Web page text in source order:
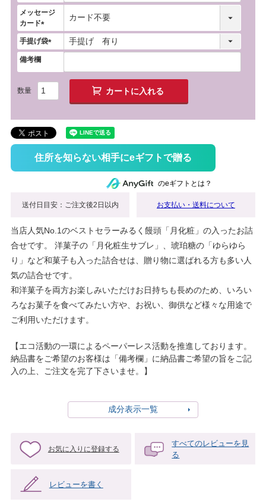
須
)
メッセージ
カード
(
必
須
手提げ袋
(
備考欄
カートに入れる
住所を知らない相手にeギフトで贈る
のeギフトとは？
送付日目安：ご注文後2日以内 お支払い・送料について
当店人気No.1のベストセラーみるく饅頭「月化粧」の入ったお詰
合せです。 洋菓子の「月化粧生サブレ」、琥珀糖の「ゆらゆら
り」など和菓子も入った詰合せは、贈り物に選ばれる方も多い人
気の詰合せです。
和洋菓子を両方お楽しみいただけお日持ちも長めのため、いろい
ろなお菓子を食べてみたい方や、お祝い、御供など様々な用途で
ご利用いただけます。
【エコ活動の一環によるペーパーレス活動を推進しております。
納品書をご希望のお客様は「備考欄」に納品書ご希望の旨をご記
入の上、ご注文を完了下さいませ。】
成分表示一覧
お気に入りに登録する
すべてのレビューを見
る
レビューを書く